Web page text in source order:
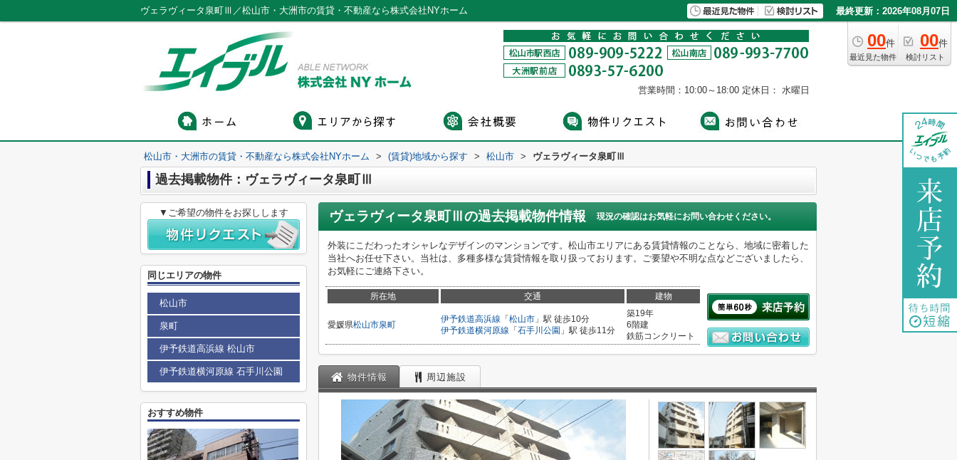
ヴェラヴィータ泉町Ⅲ／松山市・大洲市の賃貸・不動産なら株式会社NYホーム 最終更新：2026年08月07日
00件
最近見た物件
00件
検討リスト
営業時間：10:00～18:00 定休日： 水曜日
松山市・大洲市の賃貸・不動産なら株式会社NYホーム > (賃貸)地域から探す > 松山市 > ヴェラヴィータ泉町Ⅲ
過去掲載物件：ヴェラヴィータ泉町Ⅲ
ヴェラヴィータ泉町Ⅲ の過去掲載物件情報 現況の確認はお気軽にお問い合わせください。
外装にこだわったオシャレなデザインのマンションです。松山市エリアにある賃貸情報のことなら、地域に密着した
当社へお任せ下さい。当社は、多種多様な賃貸情報を取り扱っております。ご要望や不明な点などございましたら、
お気軽にご連絡下さい。
所在地 交通 建物
愛媛県松山市泉町
伊予鉄道高浜線 「 松山市 」駅 徒歩10分
伊予鉄道横河原線 「 石手川公園 」駅 徒歩11分
築19年
6階建
鉄筋コンクリート
物件情報 周辺施設
▼ご希望の物件をお探しします
同じエリアの物件
松山市
泉町
伊予鉄道高浜線 松山市
伊予鉄道横河原線 石手川公園
おすすめ物件